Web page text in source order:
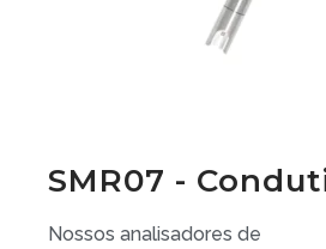
SMR07 -
Nossos analisadores de